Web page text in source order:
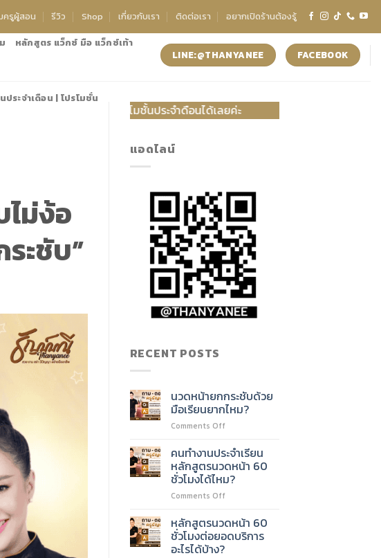
ครูผู้สอน รีวิว Shop เกี่ยวกับเรา ติดต่อเรา
อยากเปิดร้านต้องรู้
หลักสูตร แว็กซ์ มือ แว็กซ์เท้า
ประจำเดือน | โปรโมชั่น
LINE:@THANYANEE FACEBOOK
ม่ง้อ
ะชับ”
อขอโปรโมชั้นประจำดือนได้เลยค่ะ
แอดไลน์
RECENT POSTS
นวดหน้ายกกระชับด้วย
มือเรียนยากไหม?
Comments Offon
หน้า
ยก
กระชับ
ด้วย
มือ
ยาก
ไหม?
คนทำงานประจำเรียน
หลักสูตรนวดหน้า 60
ชั่วโมงได้ไหม?
Comments Offon
ทำงาน
ประจำ
เรียน
หลักสูตรนวดหน้า 60
ชั่วโมงต่อยอดบริการ
อะไรได้บ้าง?